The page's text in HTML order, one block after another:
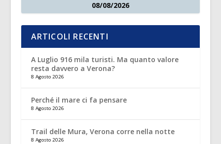
08/08/2026
ARTICOLI RECENTI
A Luglio 916 mila turisti. Ma quanto valore
resta davvero a Verona?
8 Agosto 2026
Perché il mare ci fa pensare
8 Agosto 2026
Trail delle Mura, Verona corre nella notte
8 Agosto 2026